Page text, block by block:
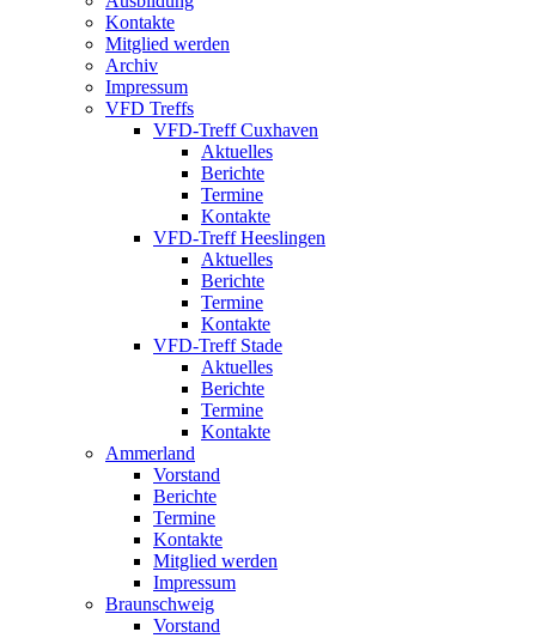
Kontakte
Mitglied werden
Archiv
Impressum
VFD Treffs
VFD-Treff Cuxhaven
Aktuelles
Berichte
Termine
Kontakte
VFD-Treff Heeslingen
Aktuelles
Berichte
Termine
Kontakte
VFD-Treff Stade
Aktuelles
Berichte
Termine
Kontakte
Ammerland
Vorstand
Berichte
Termine
Kontakte
Mitglied werden
Impressum
Braunschweig
Vorstand